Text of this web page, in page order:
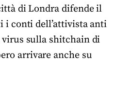
di Londra difende il
i conti dell’attivista anti
virus sulla shitchain di
arrivare anche su